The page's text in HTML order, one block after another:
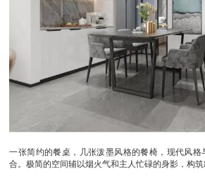
一张简约的餐桌，几张泼墨风格的餐椅，现代风
合。极简的空间辅以烟火气和主人忙碌的身影，构筑